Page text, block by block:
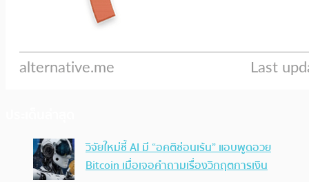
วิจัยใหม่ชี้ AI มี “อคติซ่อนเร้น” แอบพูดอวย
Bitcoin เมื่อเจอคำถามเรื่องวิกฤตการเงิน